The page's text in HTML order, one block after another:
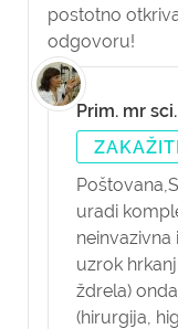
postotno
odgovoru!
Prim. mr
Poštovana,
uradi
uzrok
ždrela)
(hirurgija,